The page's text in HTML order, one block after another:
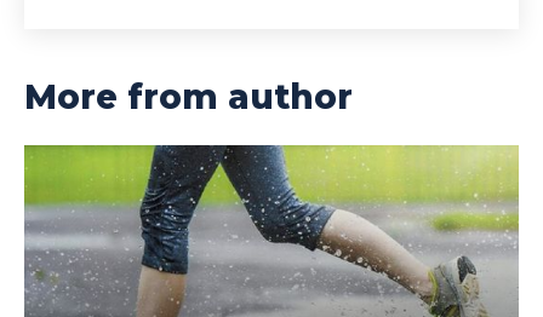
More from author